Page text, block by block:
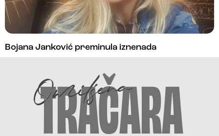
Bojana Janković preminula iznenada